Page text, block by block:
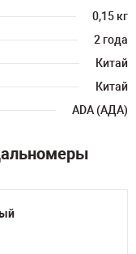
0,15 кг
2 года
Китай
Китай
ADA (АДА)